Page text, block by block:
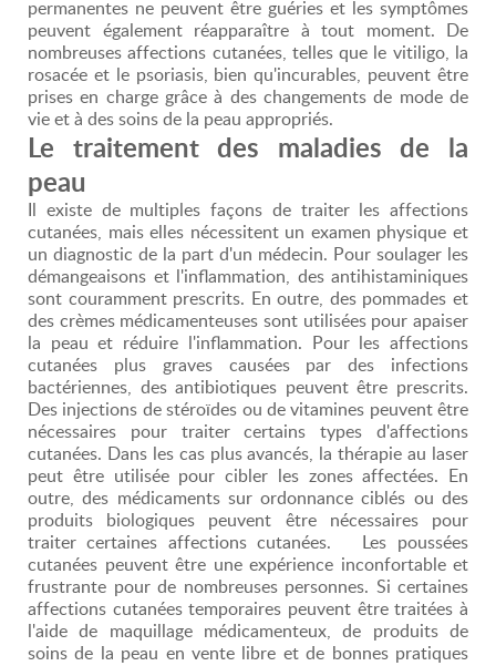
permanentes ne peuvent être guéries et les symptômes
peuvent également réapparaître à tout moment. De
nombreuses affections cutanées, telles que le vitiligo, la
rosacée et le psoriasis, bien qu'incurables, peuvent être
prises en charge grâce à des changements de mode de
vie et à des soins de la peau appropriés.
Le traitement des maladies de la
peau
Il existe de multiples façons de traiter les affections
cutanées, mais elles nécessitent un examen physique et
un diagnostic de la part d'un médecin. Pour soulager les
démangeaisons et l'inflammation, des antihistaminiques
sont couramment prescrits. En outre, des pommades et
des crèmes médicamenteuses sont utilisées pour apaiser
la peau et réduire l'inflammation. Pour les affections
cutanées plus graves causées par des infections
bactériennes, des antibiotiques peuvent être prescrits.
Des injections de stéroïdes ou de vitamines peuvent être
nécessaires pour traiter certains types d'affections
cutanées. Dans les cas plus avancés, la thérapie au laser
peut être utilisée pour cibler les zones affectées. En
outre, des médicaments sur ordonnance ciblés ou des
produits biologiques peuvent être nécessaires pour
traiter certaines affections cutanées. Les poussées
cutanées peuvent être une expérience inconfortable et
frustrante pour de nombreuses personnes. Si certaines
affections cutanées temporaires peuvent être traitées à
l'aide de maquillage médicamenteux, de produits de
soins de la peau en vente libre et de bonnes pratiques